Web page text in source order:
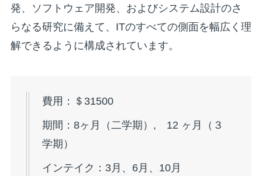
発、ソフトウェア開発、およびシステム設計のさ
らなる研究に備えて、ITのすべての側面を幅広く理
解できるように構成されています。
費用：＄31500
期間：8ヶ月（二学期）, 12 ヶ月（３
学期）
インテイク：3月、6月、10月